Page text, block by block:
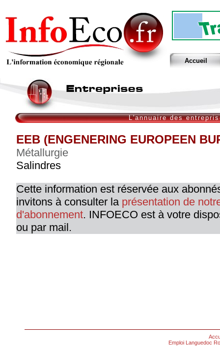
Accueil
L'annuaire des
EEB (ENGENERING EUROPEEN
Métallurgie
Salindres
Cette information est réservée aux
invitons à consulter la présentation de
d'abonnement. INFOECO est à votre
ou par mail.
Emploi Languedoc